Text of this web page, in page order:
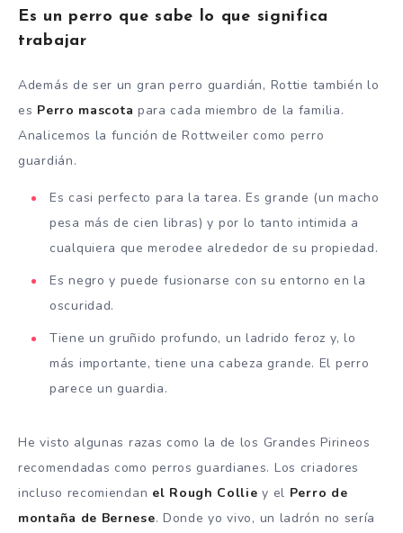
Es un perro que sabe lo que significa
trabajar
Además de ser un gran perro guardián, Rottie también lo
es Perro mascota para cada miembro de la familia.
Analicemos la función de Rottweiler como perro
guardián.
Es casi perfecto para la tarea. Es grande (un macho
pesa más de cien libras) y por lo tanto intimida a
cualquiera que merodee alrededor de su propiedad.
Es negro y puede fusionarse con su entorno en la
oscuridad.
Tiene un gruñido profundo, un ladrido feroz y, lo
más importante, tiene una cabeza grande. El perro
parece un guardia.
He visto algunas razas como la de los Grandes Pirineos
recomendadas como perros guardianes. Los criadores
incluso recomiendan el Rough Collie y el Perro de
montaña de Bernese. Donde yo vivo, un ladrón no sería